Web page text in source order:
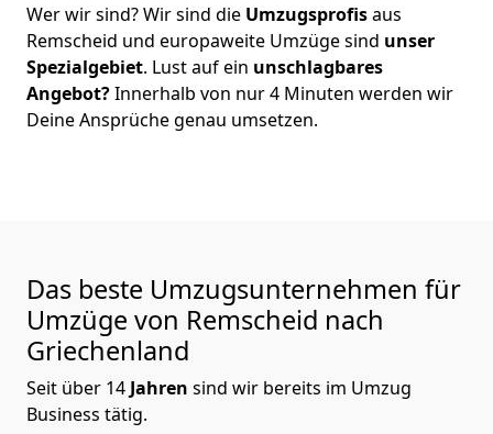
Wer wir sind? Wir sind die Umzugsprofisaus
Remscheid und europaweite Umzüge sind unser
Spezialgebiet. Lust auf ein unschlagbares
Angebot?Innerhalb von nur4 Minuten werden wir
Deine Ansprüche genau umsetzen.
Das beste Umzugsunternehmen für
Umzüge von Remscheid nach
Griechenland
Seit über 14 Jahren sind wir bereits im Umzug
Business tätig.